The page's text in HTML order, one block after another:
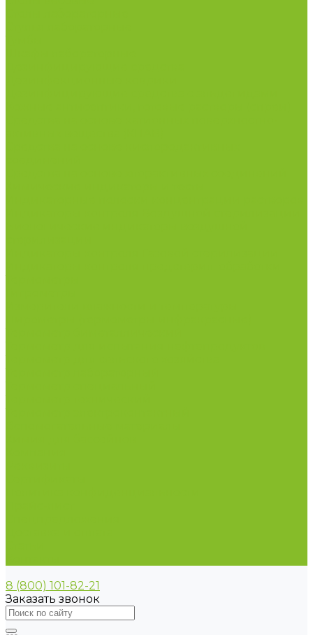
8 (800) 101-82-21
Заказать звонок